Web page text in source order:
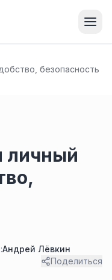
безопасность
личный
Андрей Лёвкин
Поделиться